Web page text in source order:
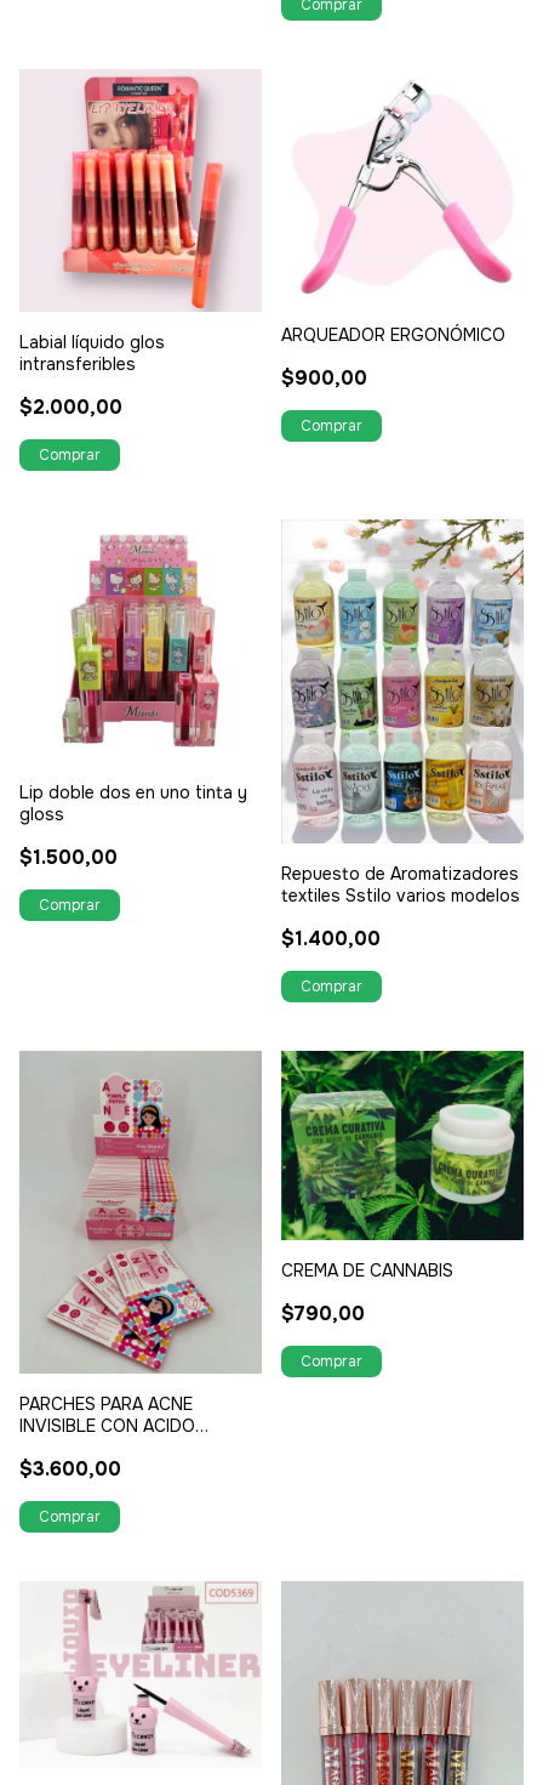
Labial líquido glos
intransferibles
$2.000,00
ARQUEADOR ERGONÓMICO
$900,00
Lip doble dos en uno tinta y
gloss
$1.500,00
Repuesto de Aromatizadores
textiles Sstilo varios modelos
$1.400,00
PARCHES PARA ACNE
INVISIBLE CON ACIDO
PARCHES
$3.600,00
CREMA DE CANNABIS
$790,00